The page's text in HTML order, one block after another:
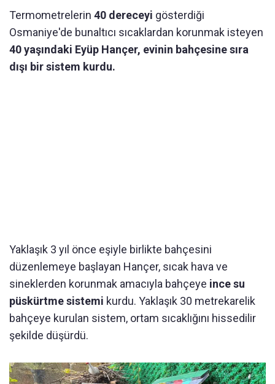
Termometrelerin 40 dereceyi gösterdiği
Osmaniye'de bunaltıcı sıcaklardan korunmak isteyen
40 yaşındaki Eyüp Hançer, evinin bahçesine sıra
dışı bir sistem kurdu.
Yaklaşık 3 yıl önce eşiyle birlikte bahçesini
düzenlemeye başlayan Hançer, sıcak hava ve
sineklerden korunmak amacıyla bahçeye ince su
püskürtme sistemi kurdu. Yaklaşık 30 metrekarelik
bahçeye kurulan sistem, ortam sıcaklığını hissedilir
şekilde düşürdü.